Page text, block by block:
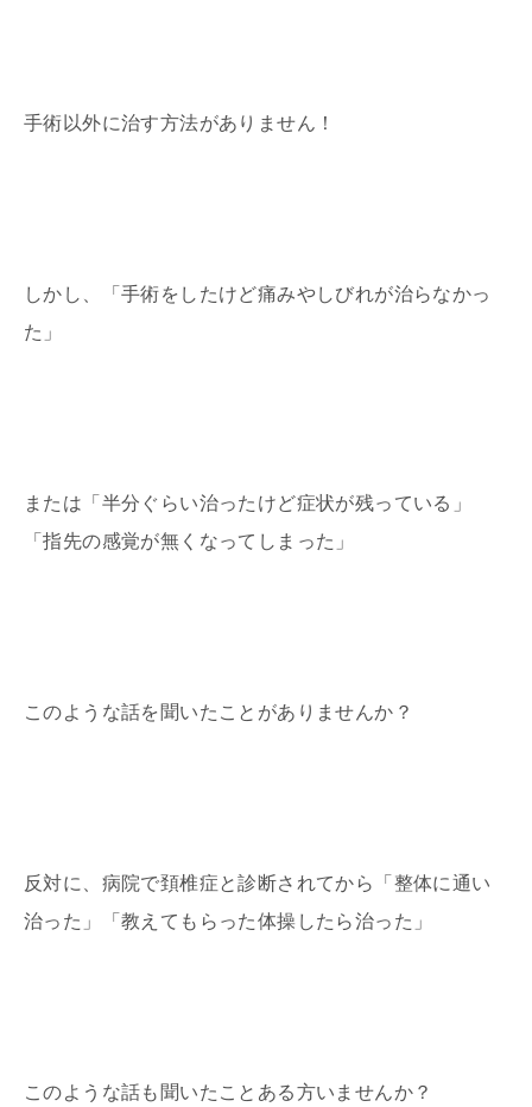
手術以外に治す方法がありません！
しかし、「手術をしたけど痛みやしびれが治らなかっ
た」
または「半分ぐらい治ったけど症状が残っている」
「指先の感覚が無くなってしまった」
このような話を聞いたことがありませんか？
反対に、病院で頚椎症と診断されてから「整体に通い
治った」「教えてもらった体操したら治った」
このような話も聞いたことある方いませんか？